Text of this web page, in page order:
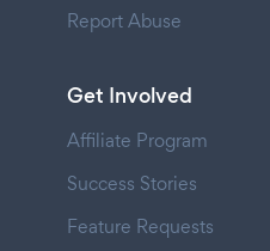
Report Abuse
Get Involved
Affiliate Program
Success Stories
Feature Requests